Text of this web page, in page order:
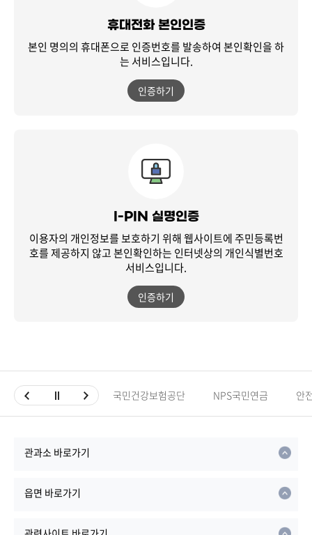
휴대전화 본인인증
본인 명의의 휴대폰으로 인증번호를 발송하여 본인확인을 하
는 서비스입니다.
인증하기
I-PIN 실명인증
이용자의 개인정보를 보호하기 위해 웹사이트에 주민등록번
호를 제공하지 않고본인확인하는 인터넷상의 개인식별번호
서비스입니다.
인증하기
국민건강보험공단 NPS국민연금 안
관과소 바로가기
읍면 바로가기